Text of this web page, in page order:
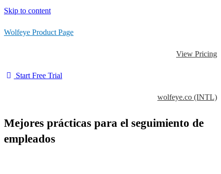
Skip to content
Wolfeye Product Page
View Pricing
Start Free Trial
wolfeye.co (INTL)
Mejores prácticas para el seguimiento de
empleados